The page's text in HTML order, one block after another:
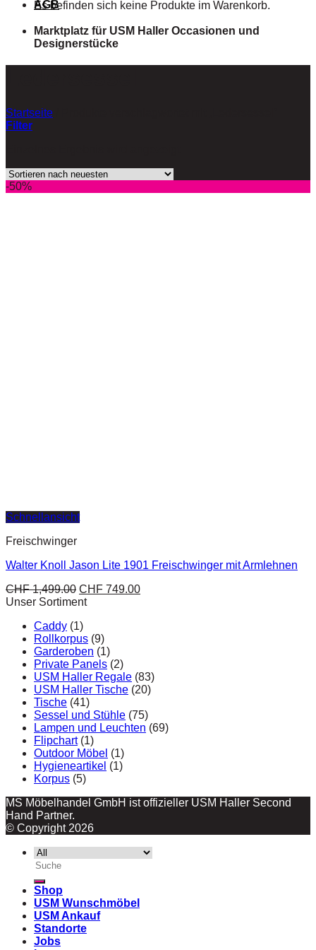
Es befinden sich keine Produkte im Warenkorb.
AGB
Marktplatz für USM Haller Occasionen und
Designerstücke
Startseite
Filter
-50%
Schnellansicht
Freischwinger
Walter Knoll Jason Lite 1901 Freischwinger mit Armlehnen
CHF1,499.00 CHF 749.00
Unser Sortiment
Caddy (1)
Rollkorpus (9)
Garderoben (1)
Private Panels (2)
USM Haller Regale (83)
USM Haller Tische (20)
Tische (41)
Sessel und Stühle (75)
Lampen und Leuchten (69)
Flipchart (1)
Outdoor Möbel (1)
Hygieneartikel (1)
Korpus (5)
MS Möbelhandel GmbH ist offizieller USM Haller Second
Hand Partner.
© Copyright 2026
Suche
nach:
Shop
USM Wunschmöbel
USM Ankauf
Standorte
Jobs